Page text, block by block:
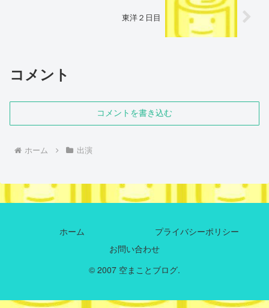
東洋２日目
コメント
コメントを書き込む
ホーム 出演
ホーム
プライバシーポリシー
お問い合わせ
© 2007 空まことブログ.